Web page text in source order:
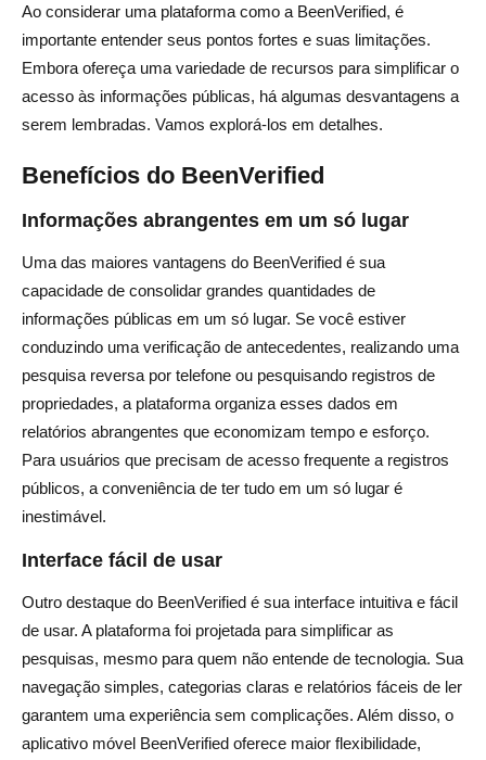
Ao considerar uma plataforma como a BeenVerified, é
importante entender seus pontos fortes e suas limitações.
Embora ofereça uma variedade de recursos para simplificar o
acesso às informações públicas, há algumas desvantagens a
serem lembradas. Vamos explorá-los em detalhes.
Benefícios do BeenVerified
Informações abrangentes em um só lugar
Uma das maiores vantagens do BeenVerified é sua
capacidade de consolidar grandes quantidades de
informações públicas em um só lugar. Se você estiver
conduzindo uma verificação de antecedentes, realizando uma
pesquisa reversa por telefone ou pesquisando registros de
propriedades, a plataforma organiza esses dados em
relatórios abrangentes que economizam tempo e esforço.
Para usuários que precisam de acesso frequente a registros
públicos, a conveniência de ter tudo em um só lugar é
inestimável.
Interface fácil de usar
Outro destaque do BeenVerified é sua interface intuitiva e fácil
de usar. A plataforma foi projetada para simplificar as
pesquisas, mesmo para quem não entende de tecnologia. Sua
navegação simples, categorias claras e relatórios fáceis de ler
garantem uma experiência sem complicações. Além disso, o
aplicativo móvel BeenVerified oferece maior flexibilidade,